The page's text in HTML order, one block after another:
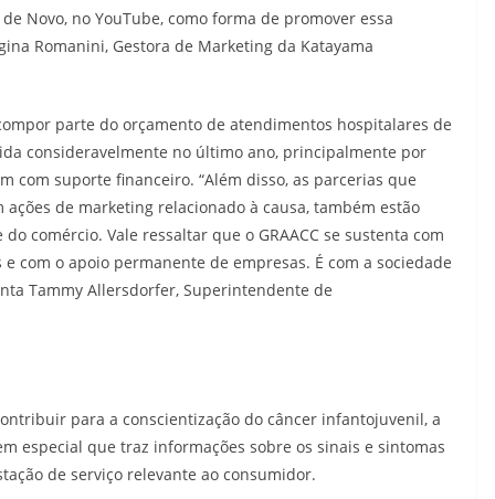
Novo, no YouTube, como forma de promover essa
Romanini, Gestora de Marketing da Katayama
parte do orçamento de atendimentos hospitalares de
consideravelmente no último ano, principalmente por
com suporte financeiro. “Além disso, as parcerias que
de marketing relacionado à causa, também estão
comércio. Vale ressaltar que o GRAACC se sustenta com
com o apoio permanente de empresas. É com a sociedade
Tammy Allersdorfer, Superintendente de
para a conscientização do câncer infantojuvenil, a
especial que traz informações sobre os sinais e sintomas
de serviço relevante ao consumidor.